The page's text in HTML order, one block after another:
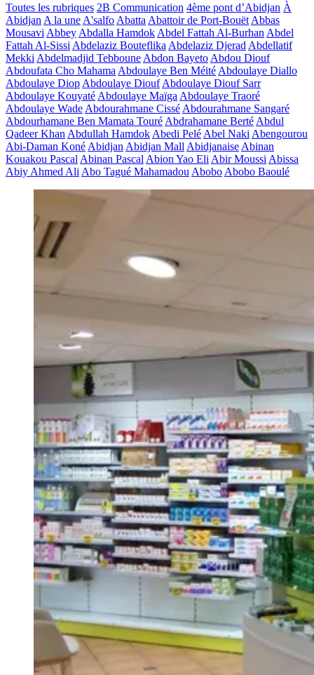
Toutes les rubriques 2B Communication 4ème pont d’Abidjan À
Abidjan A la une A'salfo Abatta Abattoir de Port-Bouët Abbas
Mousavi Abbey Abdalla Hamdok Abdel Fattah Al-Burhan Abdel
Fattah Al-Sissi Abdelaziz Bouteflika Abdelaziz Djerad Abdellatif
Mekki Abdelmadjid Tebboune Abdon Bayeto Abdou Diouf
Abdoufata Cho Mahama Abdoulaye Ben Méité Abdoulaye Diallo
Abdoulaye Diop Abdoulaye Diouf Abdoulaye Diouf Sarr
Abdoulaye Kouyaté Abdoulaye Maïga Abdoulaye Traoré
Abdoulaye Wade Abdourahmane Cissé Abdourahmane Sangaré
Abdourhamane Ben Mamata Touré Abdrahamane Berté Abdul
Qadeer Khan Abdullah Hamdok Abedi Pelé Abel Naki Abengourou
Abi-Daman Koné Abidjan Abidjan Mall Abidjanaise Abinan
Kouakou Pascal Abinan Pascal Abion Yao Eli Abir Moussi Abissa
Abiy Ahmed Ali Abo Tagué Mahamadou Abobo Abobo Baoulé